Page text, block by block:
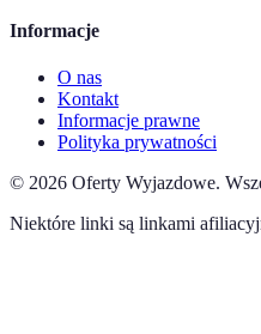
Informacje
O nas
Kontakt
Informacje prawne
Polityka prywatności
© 2026 Oferty Wyjazdowe.
Niektóre linki są linkami